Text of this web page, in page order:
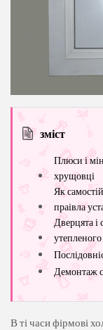
зміст
Плюси і
хрущовці
Як
праівла
Дверцята і
утепленого
Демонтаж
В ті часи фірмові